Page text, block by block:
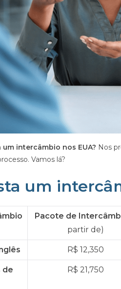
intercâmbio nos EUA? Nos
Vamos lá?
um
Pacote de
partir de)
R$ 12,350
de
R$ 21,750